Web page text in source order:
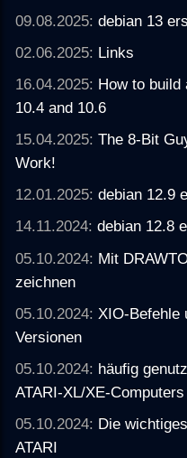
09.08.2025:debian 13
02.06.2025: Links
16.04.2025: How to build
10.4 and 10.6
15.04.2025:The 8-Bit
Work!
12.01.2025:debian 12.9
14.11.2024:debian 12.8
05.10.2024: Mit
zeichnen
05.10.2024: XIO-Befehle
Versionen
05.10.2024: häufig
ATARI-XL/XE-Computers
05.10.2024: Die
ATARI